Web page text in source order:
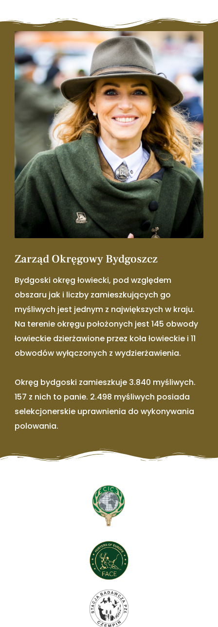
Zarząd Okręgowy Bydgoszcz
Bydgoski okręg łowiecki, pod względem
obszaru jak i liczby zamieszkujących go
myśliwych jest jednym z największych w kraju.
Na terenie okręgu położonych jest 145 obwody
łowieckie dzierżawione przez koła łowieckie i 11
obwodów wyłączonych z wydzierżawienia.
Okręg bydgoski zamieszkuje 3.840 myśliwych.
157 z nich to panie. 2.498 myśliwych posiada
selekcjonerskie uprawnienia do wykonywania
polowania.